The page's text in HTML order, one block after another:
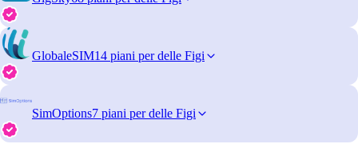
GlobaleSIM14 piani per delle Figi
SimOptions7 piani per delle Figi